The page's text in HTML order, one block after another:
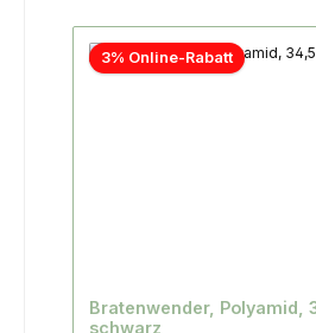
3% Online-Rabatt
Bratenwender, Polyamid,
schwarz